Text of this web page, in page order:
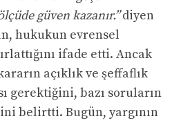
güven kazanır.”diyen
hukukun evrensel
ifade etti. Ancak
açıklık ve şeffaflık
gerektiğini, bazı soruların
belirtti. Bugün, yargının